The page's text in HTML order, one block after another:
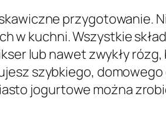
przygotowanie.
w kuchni. Wszystkie
lub nawet zwykły
szybkiego,
jogurtowe można